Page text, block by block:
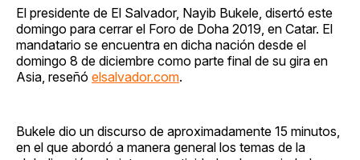
El presidente de El Salvador, Nayib Bukele, disertó este
domingo para cerrar el Foro de Doha 2019, en Catar. El
mandatario se encuentra en dicha nación desde el
domingo 8 de diciembre como parte final de su gira en
Asia, reseñó elsalvador.com.
Bukele dio un discurso de aproximadamente 15 minutos,
en el que abordó a manera general los temas de la